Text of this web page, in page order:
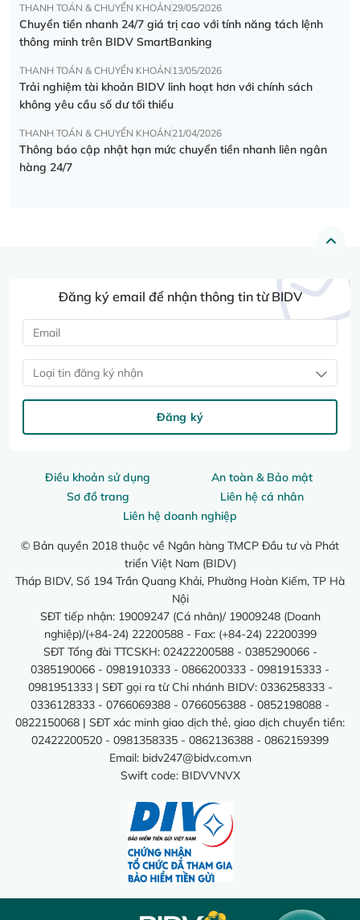
THANH TOÁN & CHUYỂN KHOẢN 29/05/2026
Chuyển tiền nhanh 24/7 giá trị cao với tính năng tách lệnh
thông minh trên BIDV SmartBanking
THANH TOÁN & CHUYỂN KHOẢN 13/05/2026
Trải nghiệm tài khoản BIDV linh hoạt hơn với chính sách
không yêu cầu số dư tối thiểu
THANH TOÁN & CHUYỂN KHOẢN 21/04/2026
Thông báo cập nhật hạn mức chuyển tiền nhanh liên ngân
hàng 24/7
Điều khoản sử dụng
An toàn & Bảo mật
Sơ đồ trang
Liên hệ cá nhân
Liên hệ doanh nghiệp
© Bản quyền 2018 thuộc về Ngân hàng TMCP Đầu tư và Phát
triển Việt Nam (BIDV)
Tháp BIDV, Số 194 Trần Quang Khải, Phường Hoàn Kiếm, TP Hà
Nội
SĐT tiếp nhận: 19009247 (Cá nhân)/ 19009248 (Doanh
nghiệp)/(+84-24) 22200588 - Fax: (+84-24) 22200399
SĐT Tổng đài TTCSKH: 02422200588 - 0385290066 -
0385190066 - 0981910333 - 0866200333 - 0981915333 -
0981951333 | SĐT gọi ra từ Chi nhánh BIDV: 0336258333 -
0336128333 - 0766069388 - 0766056388 - 0852198088 -
0822150068 | SĐT xác minh giao dịch thẻ, giao dịch chuyển tiền:
02422200520 - 0981358335 - 0862136388 - 0862159399
Email: bidv247@bidv.com.vn
Swift code: BIDVVNVX
Đăng ký email để nhận thông tin từ BIDV
Loại tin đăng ký nhận
Đăng ký